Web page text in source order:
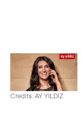
Credits: AY YILDIZ